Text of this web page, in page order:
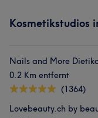
Kosmetikstudios
Nails and More
0.2 Km entfernt
(1364)
Lovebeauty.ch by